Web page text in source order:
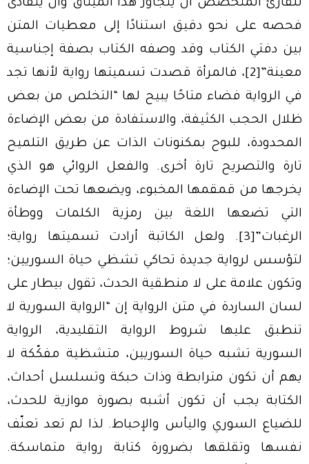
للقارئ المتخصص أن يتجاوز هذا الميثاق وأن يتفادى
فحصه على نحو دقيق استنادًا إلى معطيات المتن
بين دفتي الكتاب وقد وصفه الكتاب بصفة إجناسية
معينة”
، فالمرأة قصدت تسميتها رواية لأنها تجد
في الرواية فضاء متاحًا يبيح لها “التخلص من بعض
ظلال الحجب الكثيفة، والاستفادة من بعض الإضاءة
المحدودة، للبوح بمكنونات الذات عن طريق التلميح
تارة والتصريح تارة أخرى. والفعل الروائي هو الذي
يخرجها من قمقمها المخبوء، ويضعها تحت الإضاءة
التي تضعها اللغة بين رمزية الكلمات ووطأة
الرغبات”
. ولعل الكاتبة أرادت تسميتها رواية؛
لتؤسس لرواية جديدة تحاكي تشظي حياة السوريين؛
وتكون علامة على لا منطقية الحدث، تقول بيطار على
لسان الساردة في متن الرواية إن “الرواية السورية لا
تنطبق عليها شروط الرواية التقليدية، الرواية
السورية تشبه حياة السوريين، متشظية مفكّكة لا
يهم أن تكون مترابطة وذات حبكة وتسلسل أحداث،
الكتابة يجب أن تكون أشبه بصورة موازية للحدث،
للضياع السوري واليأس والإحباط. لذا لم تعد تعنّف
نفسها وتقلقها بضرورة كتابة رواية متماسكة.